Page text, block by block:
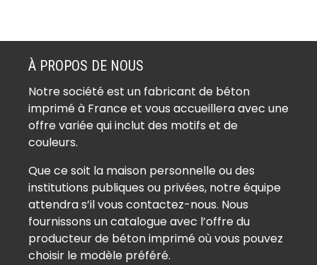
À PROPOS DE NOUS
Notre société est un fabricant de béton
imprimé à France et vous accueillera avec une
offre variée qui inclut des motifs et de
couleurs.
Que ce soit la maison personnelle ou des
institutions publiques ou privées, notre équipe
attendra s’il vous contactez-nous. Nous
fournissons un catalogue avec l’offre du
producteur de béton imprimé où vous pouvez
choisir le modèle préféré.